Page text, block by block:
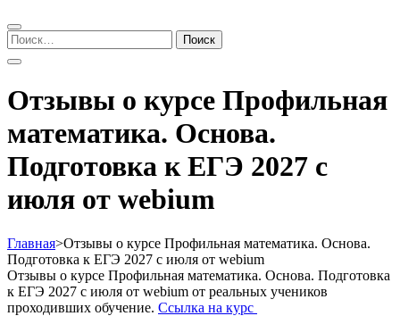
Найти:
Отзывы о курсе Профильная
математика. Основа.
Подготовка к ЕГЭ 2027 с
июля от webium
Главная>Отзывы о курсе Профильная математика. Основа.
Подготовка к ЕГЭ 2027 с июля от webium
Отзывы о курсе Профильная математика. Основа. Подготовка
к ЕГЭ 2027 с июля от webium от реальных учеников
проходивших обучение. Ссылка на курс